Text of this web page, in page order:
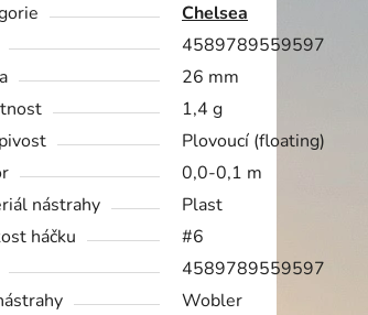
Chelsea
4589789559597
26 mm
1,4 g
Plovoucí (floating)
0,0-0,1 m
nástrahy
Plast
háčku
#6
4589789559597
Wobler